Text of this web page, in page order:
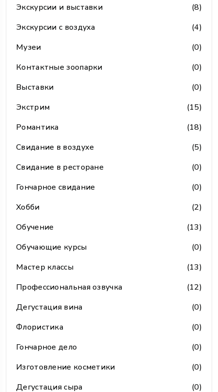
Экскурсии и выставки
(8)
Экскурсии с воздуха
(4)
Музеи
(0)
Контактные зоопарки
(0)
Выставки
(0)
Экстрим
(15)
Романтика
(18)
Свидание в воздухе
(5)
Свидание в ресторане
(0)
Гончарное свидание
(0)
Хобби
(2)
Обучение
(13)
Обучающие курсы
(0)
Мастер классы
(13)
Профессиональная озвучка
(12)
Дегустация вина
(0)
Флористика
(0)
Гончарное дело
(0)
Изготовление косметики
(0)
Дегустация сыра
(0)